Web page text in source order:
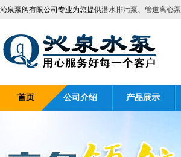
沁泉泵阀有限公司专业为您提供潜水排污泵、 管道离心泵
首页 公司介绍 产品展示